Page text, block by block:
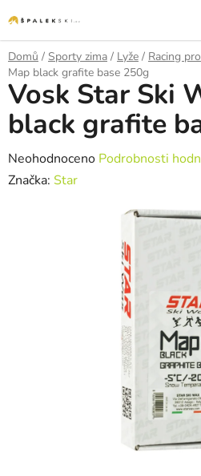
Domů / Sporty zima / Lyže / Racing
Map black grafite base 250g
Vosk Star Ski
black grafite
Průměrné hodnocení produktu je
Neohodnoceno Podrobnosti
Značka: Star